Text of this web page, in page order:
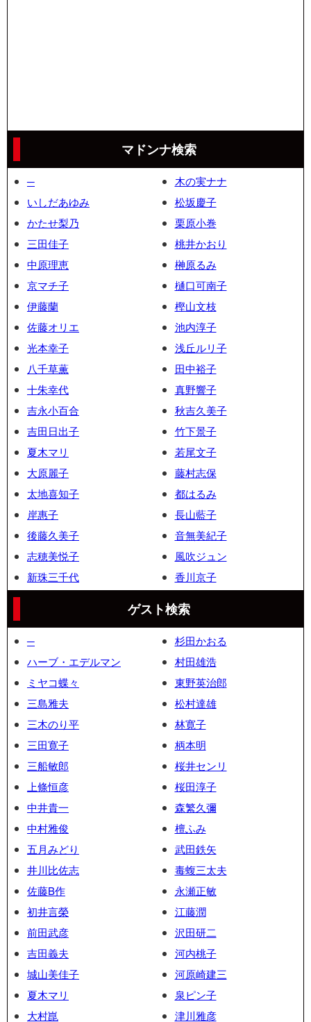
マドンナ検索
─
いしだあゆみ
かたせ梨乃
三田佳子
中原理恵
京マチ子
伊藤蘭
佐藤オリエ
光本幸子
八千草薫
十朱幸代
吉永小百合
吉田日出子
夏木マリ
大原麗子
太地喜知子
岸惠子
後藤久美子
志穂美悦子
新珠三千代
木の実ナナ
松坂慶子
栗原小巻
桃井かおり
榊原るみ
樋口可南子
樫山文枝
池内淳子
浅丘ルリ子
田中裕子
真野響子
秋吉久美子
竹下景子
若尾文子
藤村志保
都はるみ
長山藍子
音無美紀子
風吹ジュン
香川京子
ゲスト検索
─
ハーブ・エデルマン
ミヤコ蝶々
三島雅夫
三木のり平
三田寛子
三船敏郎
上條恒彦
中井貴一
中村雅俊
五月みどり
井川比佐志
佐藤B作
初井言榮
前田武彦
吉田義夫
城山美佳子
夏木マリ
大村崑
杉田かおる
村田雄浩
東野英治郎
松村達雄
林寛子
柄本明
桜井センリ
桜田淳子
森繁久彌
檀ふみ
武田鉄矢
毒蝮三太夫
永瀬正敏
江藤潤
沢田研二
河内桃子
河原崎建三
泉ピン子
津川雅彦